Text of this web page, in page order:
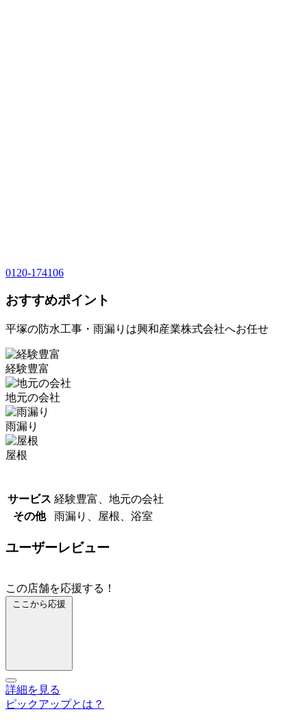
0120-174106
おすすめポイント
平塚の防水工事・雨漏りは興和産業株式会社へお任せ
経験豊富
地元の会社
雨漏り
屋根
サービス 経験豊富、地元の会社
その他
雨漏り、屋根、浴室
ユーザーレビュー
この店舗を応援する！
ここから応援
詳細を見る
ピックアップとは？